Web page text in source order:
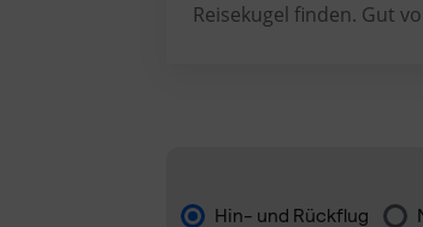
Reisekugel finden. Gut